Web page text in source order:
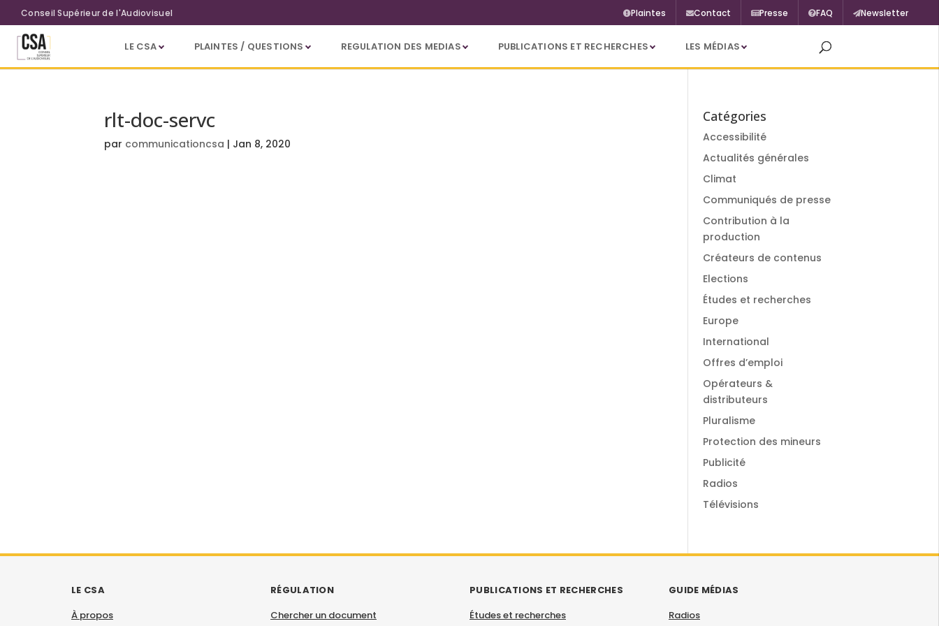
Aller au contenu principal
Conseil Supérieur de l'Audiovisuel Plaintes Contact Presse FAQ Newsletter
LE CSA PLAINTES / QUESTIONS REGULATION DES MEDIAS PUBLICATIONS ET RECHERCHES LES MÉDIAS
rlt-doc-servc
par communicationcsa | Jan 8, 2020
Catégories
Accessibilité
Actualités générales
Climat
Communiqués de presse
Contribution à la
production
Créateurs de contenus
Elections
Études et recherches
Europe
International
Offres d’emploi
Opérateurs &
distributeurs
Pluralisme
Protection des mineurs
Publicité
Radios
Télévisions
LE CSA
À propos
RÉGULATION
Chercher un document
PUBLICATIONS ET RECHERCHES
Études et recherches
GUIDE MÉDIAS
Radios